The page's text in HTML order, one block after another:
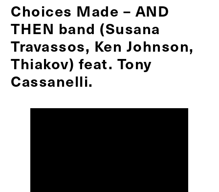
Choices Made – AND
THEN band (Susana
Travassos, Ken Johnson,
Thiakov) feat. Tony
Cassanelli.